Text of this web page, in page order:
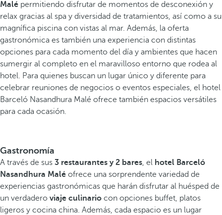
Malé permitiendo disfrutar de momentos de desconexión y
relax gracias al spa y diversidad de tratamientos, así como a su
magnífica piscina con vistas al mar. Además, la oferta
gastronómica es también una experiencia con distintas
opciones para cada momento del día y ambientes que hacen
sumergir al completo en el maravilloso entorno que rodea al
hotel. Para quienes buscan un lugar único y diferente para
celebrar reuniones de negocios o eventos especiales, el hotel
Barceló Nasandhura Malé ofrece también espacios versátiles
para cada ocasión.
Gastronomía
A través de sus 3 restaurantes y 2 bares, el hotel Barceló
Nasandhura Malé ofrece una sorprendente variedad de
experiencias gastronómicas que harán disfrutar al huésped de
un verdadero viaje culinario con opciones buffet, platos
ligeros y cocina china. Además, cada espacio es un lugar